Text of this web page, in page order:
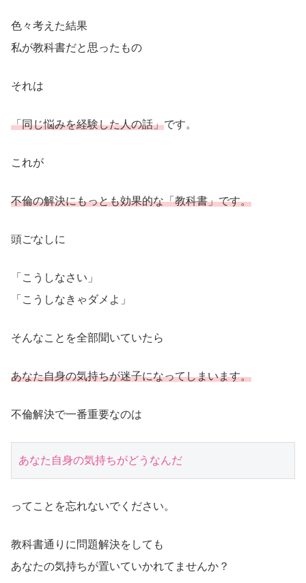
色々考えた結果
私が教科書だと思ったもの
それは
「同じ悩みを経験した人の話」です。
これが
不倫の解決にもっとも効果的な「教科書」です。
頭ごなしに
「こうしなさい」
「こうしなきゃダメよ」
そんなことを全部聞いていたら
あなた自身の気持ちが迷子になってしまいます。
不倫解決で一番重要なのは
あなた自身の気持ちがどうなんだ
ってことを忘れないでください。
教科書通りに問題解決をしても
あなたの気持ちが置いていかれてませんか？